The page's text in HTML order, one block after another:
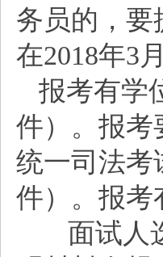
务员的，要
在2018年3
报考有学
件）。报考
统一司法考
件）。报考
面试人